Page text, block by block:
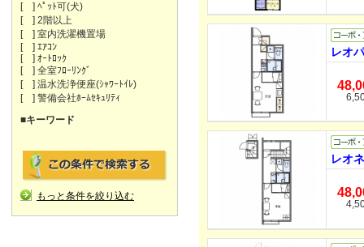
[ ] ﾍﾟｯﾄ可(犬)
[ ] 2階以上
[ ] 室内洗濯機置場
[ ] ｴｱｺﾝ
[ ] ｵｰﾄﾛｯｸ
[ ] 全室ﾌﾛｰﾘﾝｸﾞ
[ ] 温水洗浄便座(ｼｬﾜｰﾄｲﾚ)
[ ] 警備会社ﾎｰﾑｾｷｭﾘﾃｨ
■キーワード
もっと条件を絞り込む
レオ
レオ